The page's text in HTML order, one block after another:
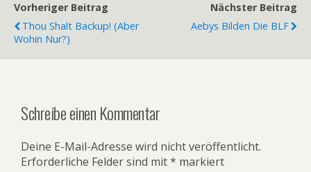
Vorheriger Beitrag
Thou Shalt Backup! (Aber
Wohin Nur?)
Nächster Beitrag
Aebys Bilden Die BLF
Schreibe einen Kommentar
Deine E-Mail-Adresse wird nicht veröffentlicht.
Erforderliche Felder sind mit* markiert